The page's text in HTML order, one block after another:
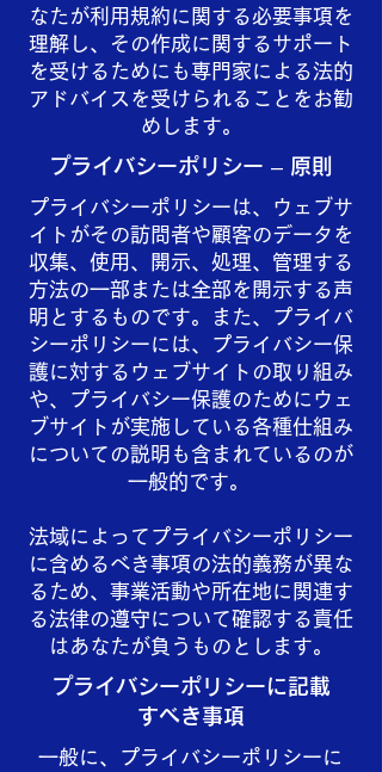
なたが利用規約に関する必要事項を
理解し、その作成に関するサポート
を受けるためにも専門家による法的
アドバイスを受けられることをお勧
めします。
プライバシーポリシー – 原則
プライバシーポリシーは、ウェブサ
イトがその訪問者や顧客のデータを
収集、使用、開示、処理、管理する
方法の一部または全部を開示する声
明とするものです。また、プライバ
シーポリシーには、プライバシー保
護に対するウェブサイトの取り組み
や、プライバシー保護のためにウェ
ブサイトが実施している各種仕組み
についての説明も含まれているのが
一般的です。
法域によってプライバシーポリシー
に含めるべき事項の法的義務が異な
るため、事業活動や所在地に関連す
る法律の遵守について確認する責任
はあなたが負うものとします。
プライバシーポリシーに記載
すべき事項
一般に、プライバシーポリシーに